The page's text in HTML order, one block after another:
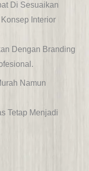
Di Sesuaikan
Interior
Dengan Branding
Namun
Tetap Menjadi